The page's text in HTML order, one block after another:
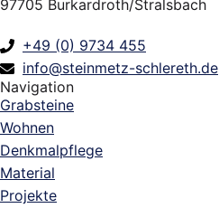
97705 Burkardroth/Stralsbach
+49 (0) 9734 455
info@steinmetz-schlereth.de
Navigation
Grabsteine
Wohnen
Denkmalpflege
Material
Projekte